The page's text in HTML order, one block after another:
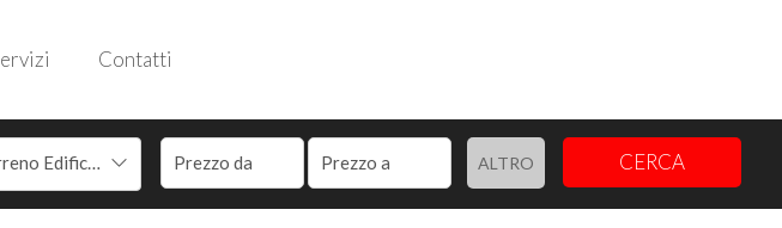
Contatti
Terreno Edificabile ALTRO CERCA